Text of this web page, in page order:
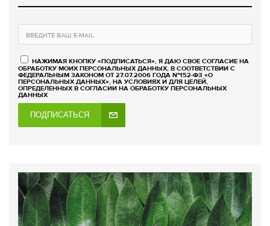
НАЖИМАЯ КНОПКУ «ПОДПИСАТЬСЯ», Я ДАЮ СВОЕ СОГЛАСИЕ НА
ОБРАБОТКУ МОИХ ПЕРСОНАЛЬНЫХ ДАННЫХ, В СООТВЕТСТВИИ С
ФЕДЕРАЛЬНЫМ ЗАКОНОМ ОТ 27.07.2006 ГОДА №152-ФЗ «О
ПЕРСОНАЛЬНЫХ ДАННЫХ», НА УСЛОВИЯХ И ДЛЯ ЦЕЛЕЙ,
ОПРЕДЕЛЕННЫХ В СОГЛАСИИ НА ОБРАБОТКУ ПЕРСОНАЛЬНЫХ
ДАННЫХ
ПОДПИСАТЬСЯ